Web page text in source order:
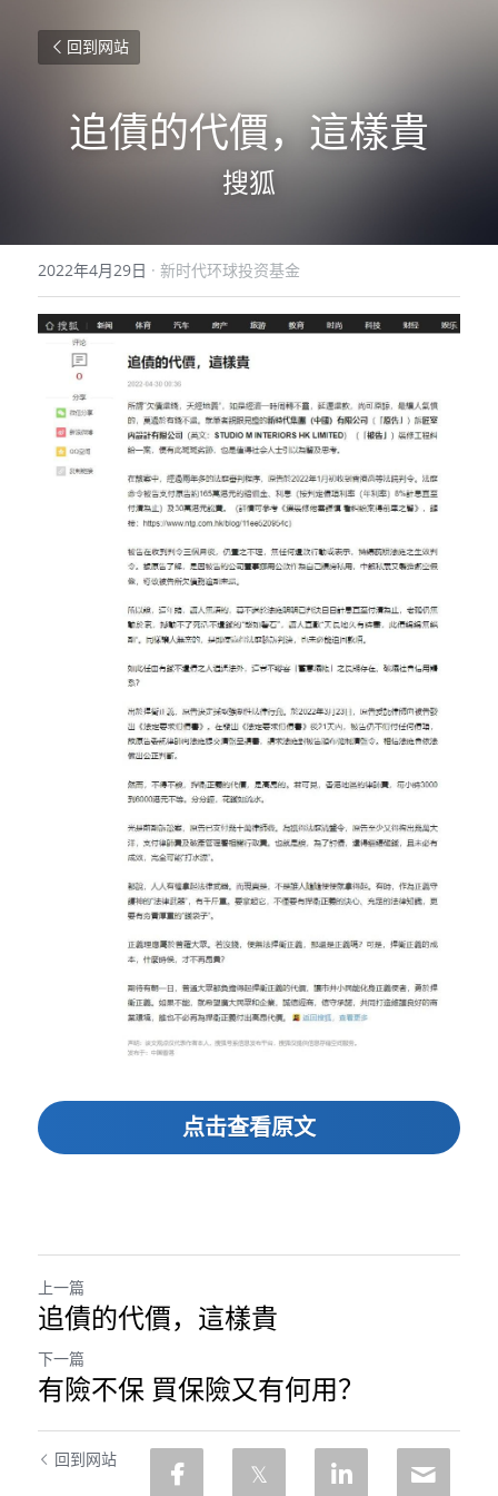
回到网站
追債的代價，這樣貴
搜狐
2022年4月29日 · 新时代环球投资基金
点击查看原文
上一篇
追債的代價，這樣貴
下一篇
有險不保 買保險又有何用？
回到网站